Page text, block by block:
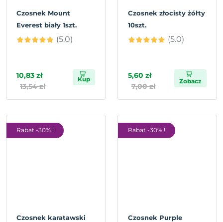
Czosnek Mount
Everest biały 1szt.
(5.0)
10,83 zł
13,54 zł
Kup
Czosnek złocisty żółty
10szt.
(5.0)
5,60 zł
7,00 zł
Zobacz
Rabat -30% !
Czosnek karatawski
Rabat -30% !
Czosnek Purple